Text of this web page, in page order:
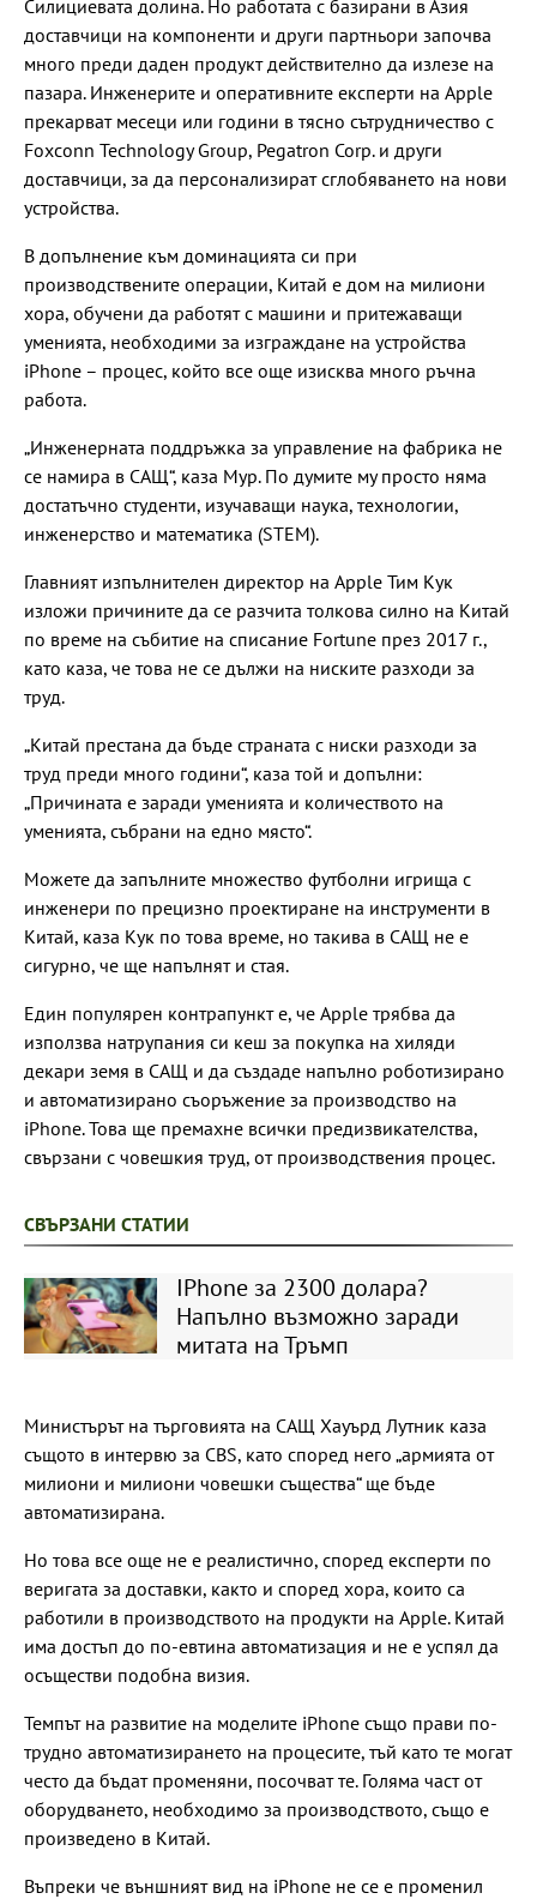
Силициевата долина. Но работата с базирани в Азия
доставчици на компоненти и други партньори започва
много преди даден продукт действително да излезе на
пазара. Инженерите и оперативните експерти на Apple
прекарват месеци или години в тясно сътрудничество с
Foxconn Technology Group, Pegatron Corp. и други
доставчици, за да персонализират сглобяването на нови
устройства.
В допълнение към доминацията си при
производствените операции, Китай е дом на милиони
хора, обучени да работят с машини и притежаващи
уменията, необходими за изграждане на устройства
iPhone – процес, който все още изисква много ръчна
работа.
„Инженерната поддръжка за управление на фабрика не
се намира в САЩ“, каза Мур. По думите му просто няма
достатъчно студенти, изучаващи наука, технологии,
инженерство и математика (STEM).
Главният изпълнителен директор на Apple Тим Кук
изложи причините да се разчита толкова силно на Китай
по време на събитие на списание Fortune през 2017 г.,
като каза, че това не се дължи на ниските разходи за
труд.
„Китай престана да бъде страната с ниски разходи за
труд преди много години“, каза той и допълни:
„Причината е заради уменията и количеството на
уменията, събрани на едно място“.
Можете да запълните множество футболни игрища с
инженери по прецизно проектиране на инструменти в
Китай, каза Кук по това време, но такива в САЩ не е
сигурно, че ще напълнят и стая.
Един популярен контрапункт е, че Apple трябва да
използва натрупания си кеш за покупка на хиляди
декари земя в САЩ и да създаде напълно роботизирано
и автоматизирано съоръжение за производство на
iPhone. Това ще премахне всички предизвикателства,
свързани с човешкия труд, от производствения процес.
СВЪРЗАНИ СТАТИИ
IPhone за 2300 долара?
Напълно възможно заради
митата на Тръмп
Министърът на търговията на САЩ Хауърд Лутник каза
същото в интервю за CBS, като според него „армията от
милиони и милиони човешки същества“ ще бъде
автоматизирана.
Но това все още не е реалистично, според експерти по
веригата за доставки, както и според хора, които са
работили в производството на продукти на Apple. Китай
има достъп до по-евтина автоматизация и не е успял да
осъществи подобна визия.
Темпът на развитие на моделите iPhone също прави по-
трудно автоматизирането на процесите, тъй като те могат
често да бъдат променяни, посочват те. Голяма част от
оборудването, необходимо за производството, също е
произведено в Китай.
Въпреки че външният вид на iPhone не се е променил